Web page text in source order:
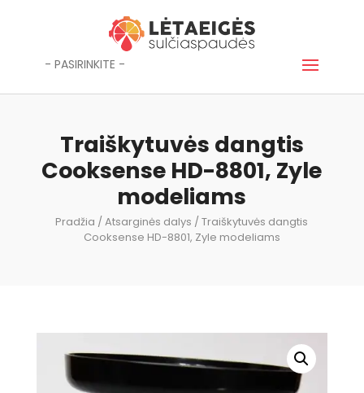
- PASIRINKITE -
Traiškytuvės dangtis
Cooksense HD-8801, Zyle
modeliams
Pradžia /Atsarginės dalys / Traiškytuvės dangtis
Cooksense HD-8801, Zyle modeliams